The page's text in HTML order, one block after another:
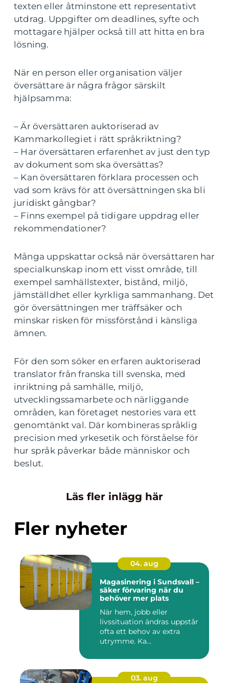
texten eller åtminstone ett representativt
utdrag. Uppgifter om deadlines, syfte och
mottagare hjälper också till att hitta en bra
lösning.
När en person eller organisation väljer
översättare är några frågor särskilt
hjälpsamma:
– Är översättaren auktoriserad av
Kammarkollegiet i rätt språkriktning?
– Har översättaren erfarenhet av just den typ
av dokument som ska översättas?
– Kan översättaren förklara processen och
vad som krävs för att översättningen ska bli
juridiskt gångbar?
– Finns exempel på tidigare uppdrag eller
rekommendationer?
Många uppskattar också när översättaren har
specialkunskap inom ett visst område, till
exempel samhällstexter, bistånd, miljö,
jämställdhet eller kyrkliga sammanhang. Det
gör översättningen mer träffsäker och
minskar risken för missförstånd i känsliga
ämnen.
För den som söker en erfaren auktoriserad
translator från franska till svenska, med
inriktning på samhälle, miljö,
utvecklingssamarbete och närliggande
områden, kan företaget nestories vara ett
genomtänkt val. Där kombineras språklig
precision med yrkesetik och förståelse för
hur språk påverkar både människor och
beslut.
Läs fler inlägg här
Fler nyheter
04. aug
Magasinering i Sundsvall –
säker förvaring när du
behöver mer plats
När hem, jobb eller
livssituation ändras uppstår
ofta ett behov av extra
utrymme. Ka...
03. aug